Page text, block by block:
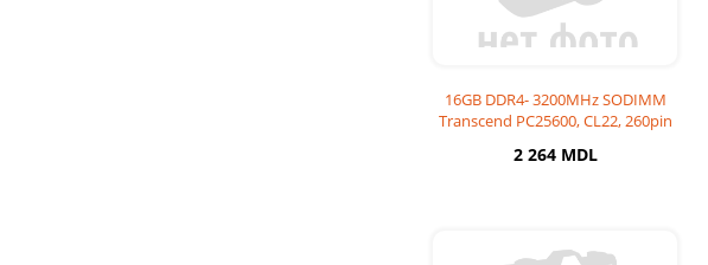
16GB DDR4- 3200MHz SODIMM
Transcend PC25600, CL22, 260pin
2 264 MDL